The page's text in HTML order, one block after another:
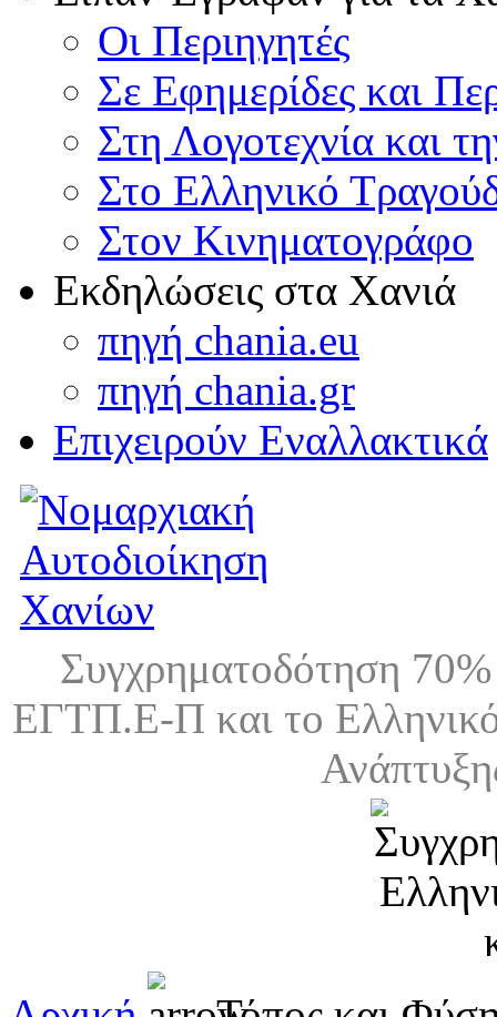
Οι Περιηγητές
Σε Εφημερίδες και
Στη Λογοτεχνία και
Στο Ελληνικό
Στον Κινηματογράφο
Εκδηλώσεις στα Χανιά
πηγή chania.eu
πηγή chania.gr
Επιχειρούν Εναλλακτικά
Συγχρηματοδότηση
ΕΓΤΠ.Ε-Π και το